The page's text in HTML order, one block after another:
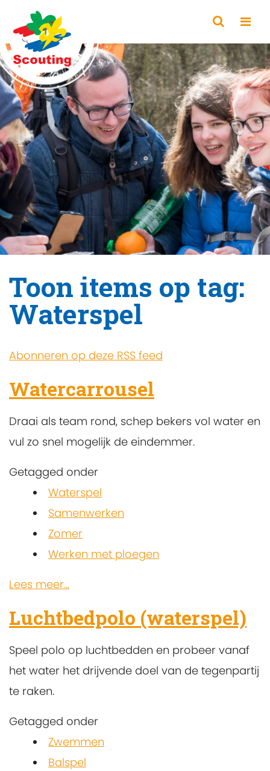
Toon items op tag:
Waterspel
Abonneren op deze RSS feed
Watercarrousel
Draai als team rond, schep bekers vol water en
vul zo snel mogelijk de eindemmer.
Getagged onder
Waterspel
Samenwerken
Zomer
Werken met ploegen
Lees meer...
Luchtbedpolo (waterspel)
Speel polo op luchtbedden en probeer vanaf
het water het drijvende doel van de tegenpartij
te raken.
Getagged onder
Zwemmen
Balspel